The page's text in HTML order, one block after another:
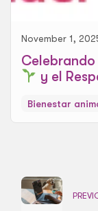
November 1,
Celebrando
y el
Bienestar